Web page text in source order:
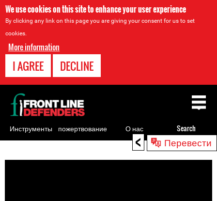
We use cookies on this site to enhance your user experience
By clicking any link on this page you are giving your consent for us to set
cookies.
More information
I AGREE DECLINE
< Перевести
to
Back
to
top
Инструменты
для
пожертвование О нас Search